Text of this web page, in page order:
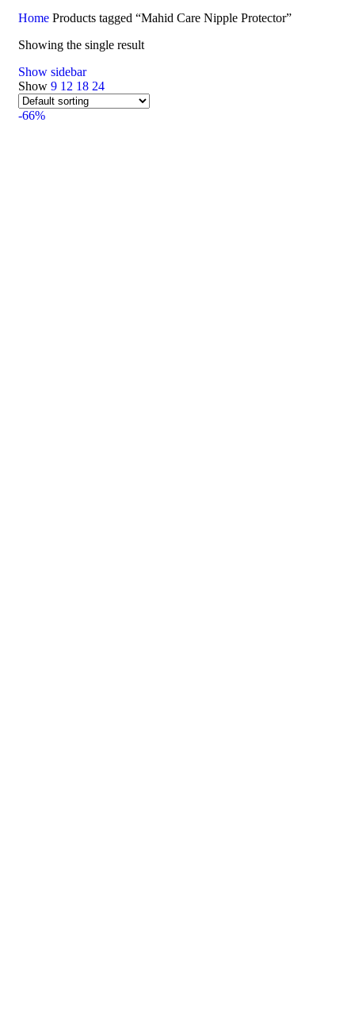
Home Products tagged “Mahid Care Nipple Protector”
Showing the single result
Show sidebar
Show 9 12 18 24
-66%